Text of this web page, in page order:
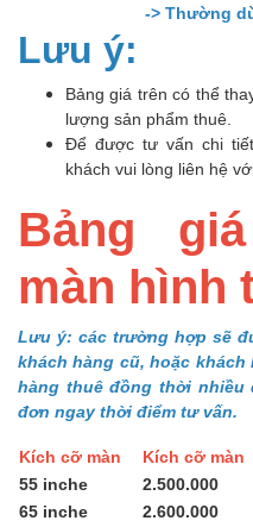
-> Thường
Lưu ý:
Bảng giá trên có thể
lượng sản phẩm thuê.
Để được tư vấn chi
khách vui lòng liên hệ
Bảng
màn hình
Lưu ý: các trường hợp sẽ
khách hàng cũ, hoặc khách
hàng thuê đồng thời nhiều
đơn ngay thời điểm tư vấn.
Kích cỡ màn Kích cỡ màn
55 inche
2.500.000
65 inche
2.600.000